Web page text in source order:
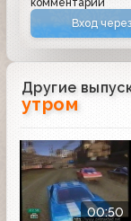
Вход
Другие
утром
00:50